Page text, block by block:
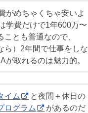
がめちゃくちゃ安いよ
学費だけで1年600万〜
ことも普通なので、
ら）2年間で仕事をしな
が取れるのは魅力的。
イム
と夜間＋休日の
ログラム
があるのだ